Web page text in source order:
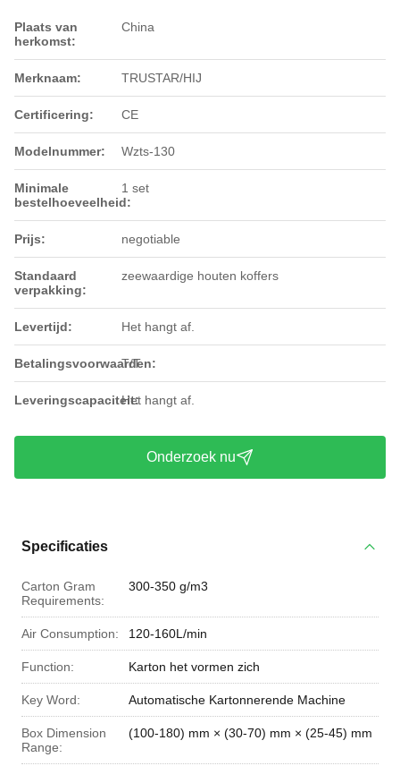
Plaats van
herkomst:
China
Merknaam: TRUSTAR/HIJ
Certificering: CE
Modelnummer: Wzts-130
Minimale
bestelhoeveelheid:
1 set
Prijs: negotiable
Standaard
verpakking:
zeewaardige houten koffers
Levertijd: Het hangt af.
Betalingsvoorwaarden:
T/T
Leveringscapaciteit:Het hangt af.
Onderzoek nu
Specificaties
Carton Gram
Requirements:
300-350 g/m3
Air Consumption: 120-160L/min
Function: Karton het vormen zich
Key Word: Automatische Kartonnerende Machine
Box Dimension
Range:
(100-180) mm × (30-70) mm × (25-45) mm